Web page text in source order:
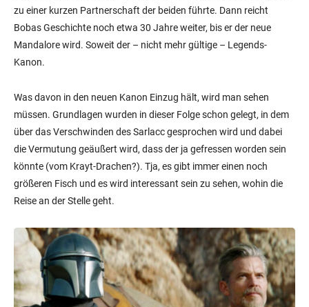
zu einer kurzen Partnerschaft der beiden führte. Dann reicht
Bobas Geschichte noch etwa 30 Jahre weiter, bis er der neue
Mandalore wird. Soweit der – nicht mehr gültige – Legends-
Kanon.
Was davon in den neuen Kanon Einzug hält, wird man sehen
müssen. Grundlagen wurden in dieser Folge schon gelegt, in dem
über das Verschwinden des Sarlacc gesprochen wird und dabei
die Vermutung geäußert wird, dass der ja gefressen worden sein
könnte (vom Krayt-Drachen?). Tja, es gibt immer einen noch
größeren Fisch und es wird interessant sein zu sehen, wohin die
Reise an der Stelle geht.